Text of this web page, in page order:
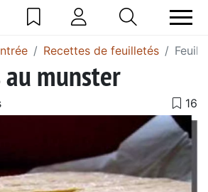
Recettes de feuilletés
munster